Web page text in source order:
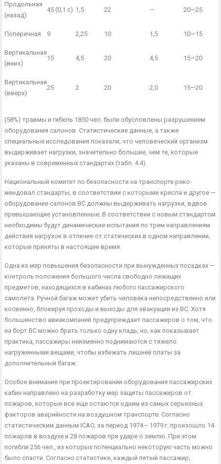
Продольная
(назад)
45 (0,1 с) 1,5 22 — 20—25
Поперечная 9 2,25 10 1,5 10—15
Вертикальная
(вниз)
15 4,5 20 4,5 15—20
Вертикальная
(вверх)
25 2 20 2,0 15—20
(58%) травмы и гибель 1850 чел. были обусловлены разруше­нием
оборудования салонов. Статистические данные, а также
специальные исследования показали, что человеческий организм
выдерживает нагрузки, значительно большие, чем те, которые
указаны в современных стандартах (табл. 4.4).
Национальный комитет по безопасности на транспорте реко­
мендовал стандарты, в соответствии с которыми кресла и дру­гое —
оборудование салонов ВС должны выдерживать нагрузки, вдвое
превышающие установленные. В соответствии с новым стандартом
необходимы будут динамические испытания по трем направлениям
действия нагрузок в отличие от статических в од­ном направлении,
которые приняты в настоящее время.
Одна из мер повышения безопасности при вынужденных по­садках —
контроль положения большого числа свободно лежа­щих
предметов, находящихся в кабинах любого пассажирского
самолета. Ручной багаж может убить человека непосредствен­но или
косвенно, блокируя проходы и выходы для эвакуации из ВС. Хотя
большинство авиакомпаний предупреждает пассажи­ров о том, что
на борт ВС можно брать только одну кладь, но, как показывает
практика, пассажиры неизменно поднимаются с тяжело
нагруженными вещами, чтобы избежать лишней платы за
дополнительный багаж.
Особое внимание при проектировании оборудования пасса­жирских
кабин направлено на разработку мер защиты пасса­жиров от
пожаров, которые все еще остаются одним из самых серьезных
факторов аварийности на воздушном транспорте. Согласно
статистическим данным ICAO, за период 1974— 1979 г. произошло 14
пожаров в воздухе и 28 пожаров при уда­ре о землю. При этом
погибли 256 чел., из которых потенци­ально некоторую часть можно
было спасти. Согласно статисти­ке, каждый пятый пассажир,